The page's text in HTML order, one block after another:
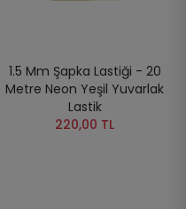
1.5 Mm Şapka Lastiği - 20
Metre Neon Yeşil Yuvarlak
Lastik
220,00 TL